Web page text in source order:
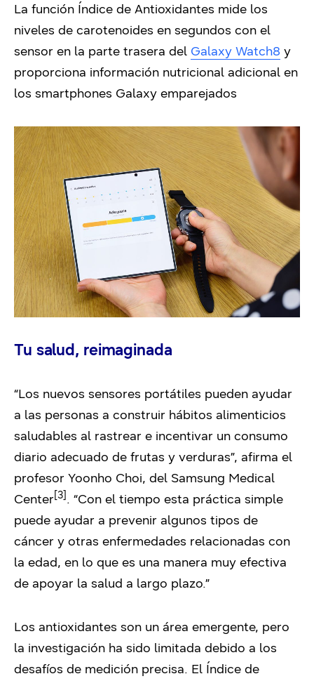
La función Índice de Antioxidantes mide los
niveles de carotenoides en segundos con el
sensor en la parte trasera del Galaxy Watch8 y
proporciona información nutricional adicional en
los smartphones Galaxy emparejados
Tu salud, reimaginada
“Los nuevos sensores portátiles pueden ayudar
a las personas a construir hábitos alimenticios
saludables al rastrear e incentivar un consumo
diario adecuado de frutas y verduras”, afirma el
profesor Yoonho Choi, del Samsung Medical
Center[3] . “Con el tiempo esta práctica simple
puede ayudar a prevenir algunos tipos de
cáncer y otras enfermedades relacionadas con
la edad, en lo que es una manera muy efectiva
de apoyar la salud a largo plazo.”
Los antioxidantes son un área emergente, pero
la investigación ha sido limitada debido a los
desafíos de medición precisa. El Índice de